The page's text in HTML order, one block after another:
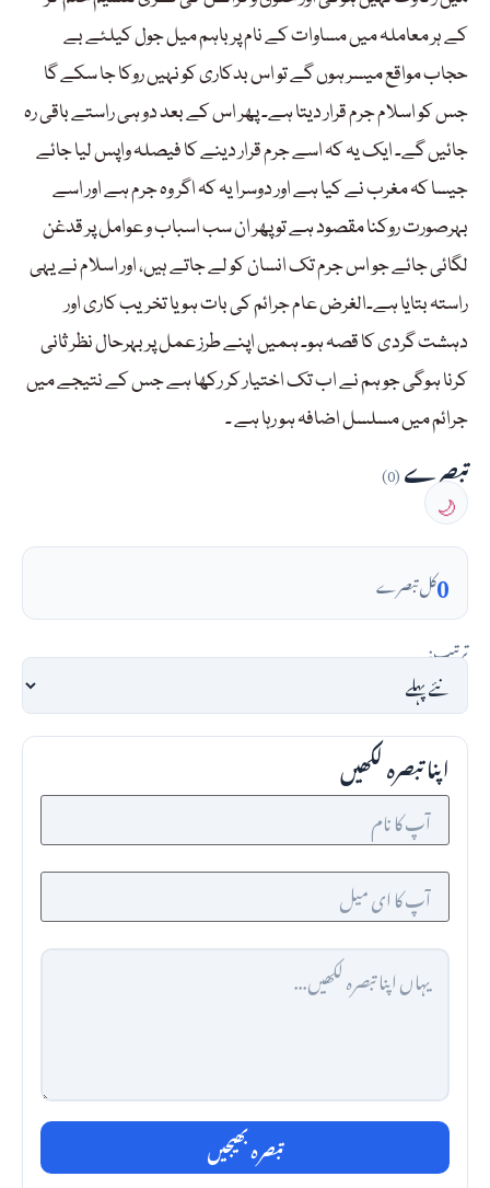
کے ہر معاملہ میں مساوات کے نام پر باہم میل جول کیلئے بے
حجاب مواقع میسر ہوں گے تو اس بدکاری کو نہیں روکا جا سکے گا
جس کو اسلام جرم قرار دیتا ہے۔ پھر اس کے بعد دو ہی راستے باقی رہ
جائیں گے۔ ایک یہ کہ اسے جرم قرار دینے کا فیصلہ واپس لیا جائے
جیسا کہ مغرب نے کیا ہے اور دوسرا یہ کہ اگر وہ جرم ہے اور اسے
بہرصورت روکنا مقصود ہے تو پھر ان سب اسباب و عوامل پر قدغن
لگائی جائے جو اس جرم تک انسان کو لے جاتے ہیں، اور اسلام نے یہی
راستہ بتایا ہے۔الغرض عام جرائم کی بات ہو یا تخریب کاری اور
دہشت گردی کا قصہ ہو۔ ہمیں اپنے طرز عمل پر بہرحال نظر ثانی
کرنا ہوگی جو ہم نے اب تک اختیار کر رکھا ہے جس کے نتیجے میں
جرائم میں مسلسل اضافہ ہو رہا ہے ۔
تبصرے(0)
🌙
0کل تبصرے
ترتیب:
اپنا تبصرہ لکھیں
تبصرہ بھیجیں